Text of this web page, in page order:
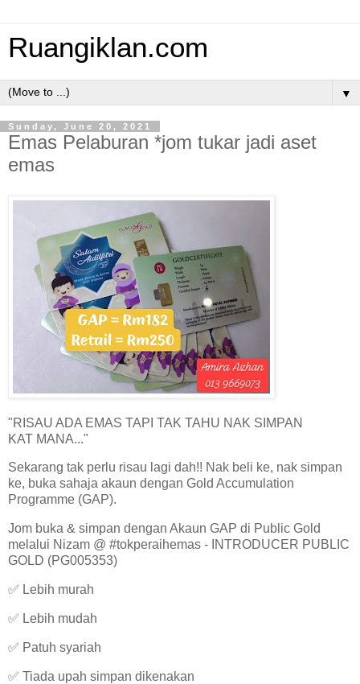
Ruangiklan.com
▼
Sunday, June 20, 2021
Emas Pelaburan *jom tukar jadi aset
emas
"RISAU ADA EMAS TAPI TAK TAHU NAK SIMPAN
KAT MANA..."
Sekarang tak perlu risau lagi dah!! Nak beli ke, nak simpan
ke, buka sahaja akaun dengan Gold Accumulation
Programme (GAP).
Jom buka & simpan dengan Akaun GAP di Public Gold
melalui Nizam @ #tokperaihemas - INTRODUCER PUBLIC
GOLD (PG005353)
✅ Lebih murah
✅ Lebih mudah
✅ Patuh syariah
✅ Tiada upah simpan dikenakan